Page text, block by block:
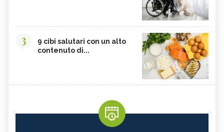
3
9 cibi salutari con un alto
contenuto di...